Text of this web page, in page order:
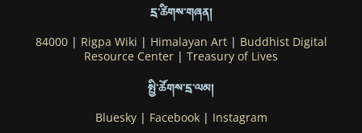
དྲ་ཚིགས་གཞན།
84000| Rigpa Wiki Himalayan Art| Buddhist Digital
Resource Center
Treasury of Lives
སྤྱི་ཚོགས་དྲ་ལམ།
Bluesky| Facebook| Instagram